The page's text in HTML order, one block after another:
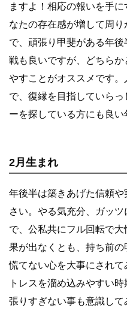
ますよ！相応の報いを手
なたの存在感が増して周
で、頑張り甲斐がある年
戦も良いですが、どちら
やすことがオススメです
で、復縁を目指していら
ーを探している方にも良い
2月生まれ
年後半は築きあげた信頼
さい。やる気充分、ガッ
で、公私共にフル回転で
果が出なくとも、持ち前
慌てない心を大事にされ
トレスを溜め込みやすい
張りすぎない事も意識し